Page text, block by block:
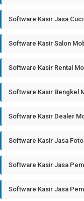
Software Kasir Jasa
Software Kasir Salon
Software Kasir Rental
Software Kasir Bengkel
Software Kasir Dealer
Software Kasir Jasa
Software Kasir Jasa
Software Kasir Jasa